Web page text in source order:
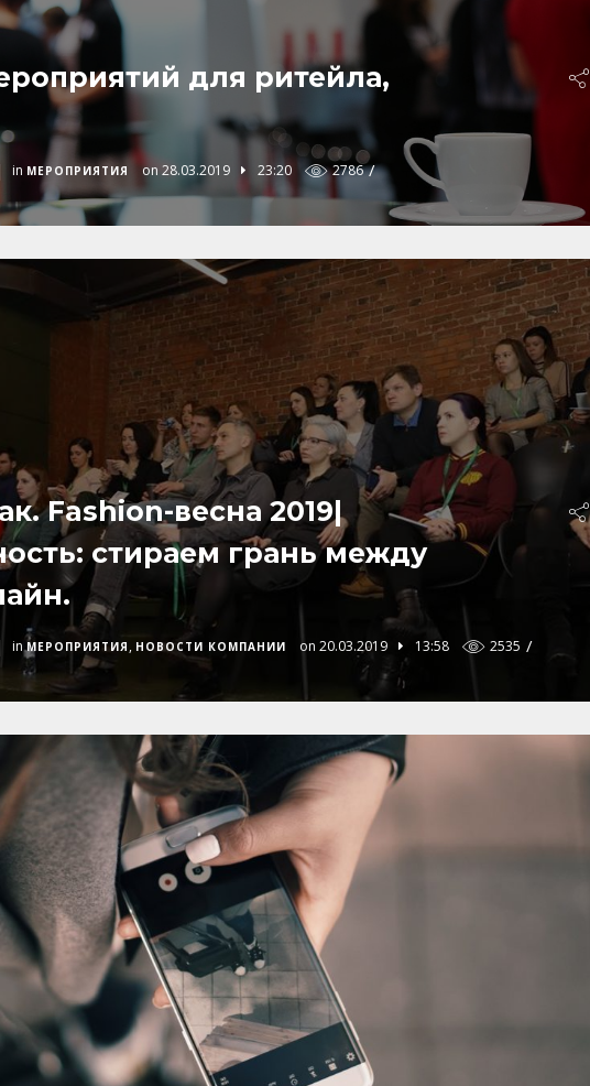
для ритейла,
in МЕРОПРИЯТИЯ on 28.03.2019 23:20 2786 /
Fashion-весна 2019|
стираем грань между
inМЕРОПРИЯТИЯ , НОВОСТИ КОМПАНИИ on 20.03.2019 13:58 2535 /